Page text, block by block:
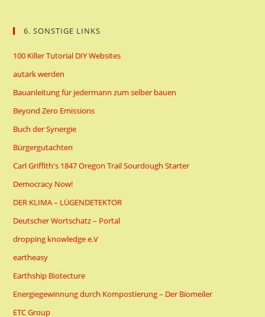
6. SONSTIGE LINKS
100 Killer Tutorial DIY Websites
autark werden
Bauanleitung für jedermann zum selber bauen
Beyond Zero Emissions
Buch der Synergie
Bürgergutachten
Carl Griffith's 1847 Oregon Trail Sourdough Starter
Democracy Now!
DER KLIMA – LÜGENDETEKTOR
Deutscher Wortschatz – Portal
dropping knowledge e.V
eartheasy
Earthship Biotecture
Energiegewinnung durch Kompostierung – Der Biomeiler
ETC Group